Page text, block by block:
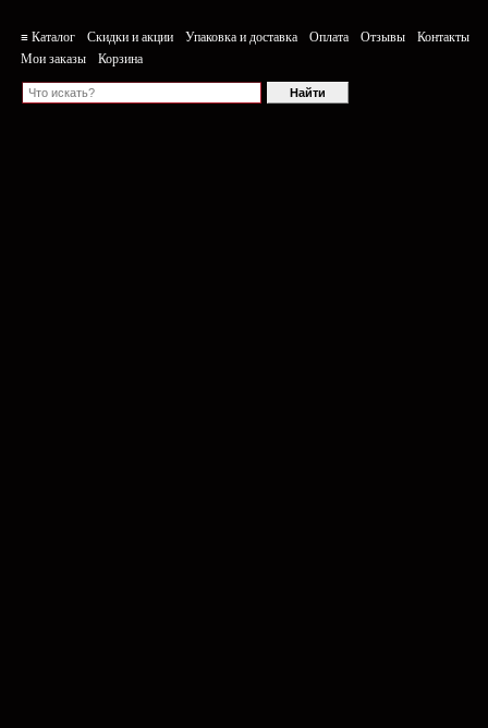
≡ Каталог Скидки и акции Упаковка и доставка Оплата Отзывы
Контакты
Мои заказы
Корзина